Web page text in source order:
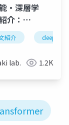
工知能 深層学
・深層学
介：
Data
for
Scene
Scenario
紹介
lab. 1.2K